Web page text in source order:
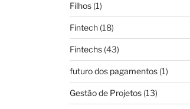
Filhos(1)
Fintech(18)
Fintechs(43)
futuro dos pagamentos(1)
Gestão de Projetos(13)